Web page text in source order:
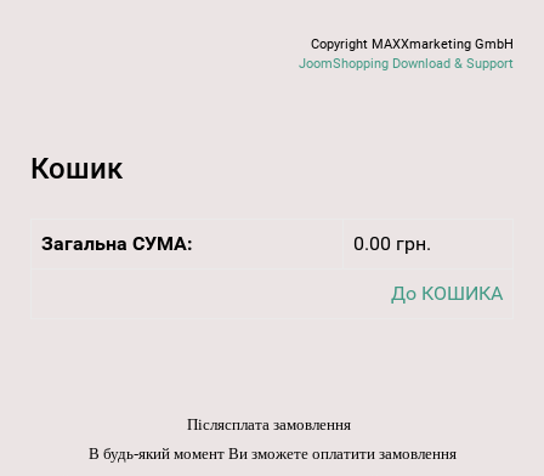
Copyright MAXXmarketing GmbH
JoomShopping Download & Support
Кошик
Загальна СУМА: 0.00 грн.
До КОШИКА
Післясплата замовлення
В будь-який момент Ви зможете оплатити замовлення